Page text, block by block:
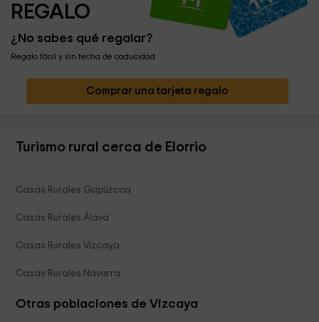
REGALO
¿No sabes qué regalar?
Regalo fácil y sin fecha de caducidad
Comprar una tarjeta regalo
Turismo rural cerca de Elorrio
Casas Rurales Guipúzcoa
Casas Rurales Álava
Casas Rurales Vizcaya
Casas Rurales Navarra
Otras poblaciones de Vizcaya